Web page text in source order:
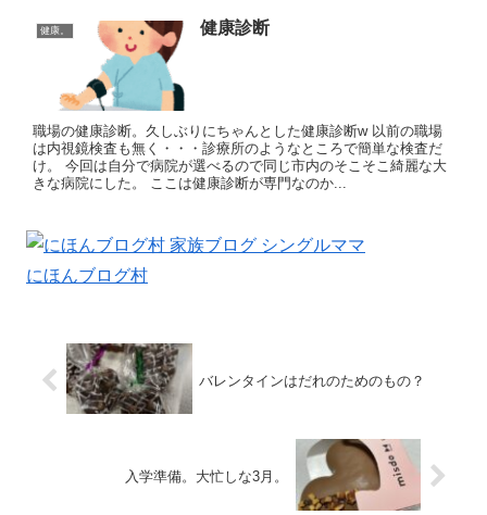
健康。 健康診断
職場の健康診断。久しぶりにちゃんとした健康診断w 以前の職場
は内視鏡検査も無く・・・診療所のようなところで簡単な検査だ
け。 今回は自分で病院が選べるので同じ市内のそこそこ綺麗な大
きな病院にした。 ここは健康診断が専門なのか...
にほんブログ村
バレンタインはだれのためのもの？
入学準備。大忙しな3月。